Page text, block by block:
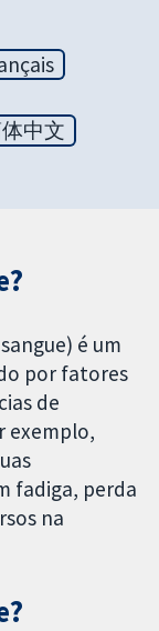
中文
é um
por fatores
de
exemplo,
fadiga, perda
na